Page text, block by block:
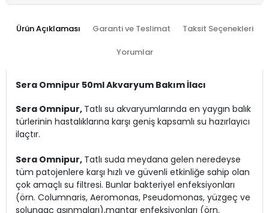
Ürün Açıklaması Garanti ve Teslimat Taksit Seçenekleri
Yorumlar
Sera Omnipur 50ml Akvaryum Bakım İlacı
Sera Omnipur, Tatlı su akvaryumlarında en yaygın balık
türlerinin hastalıklarına karşı geniş kapsamlı su hazırlayıcı
ilaçtır.
Sera Omnipur, Tatlı suda meydana gelen neredeyse
tüm patojenlere karşı hızlı ve güvenli etkinliğe sahip olan
çok amaçlı su filtresi. Bunlar bakteriyel enfeksiyonları
(örn. Columnaris, Aeromonas, Pseudomonas, yüzgeç ve
solungaç aşınmaları),mantar enfeksiyonları (örn.